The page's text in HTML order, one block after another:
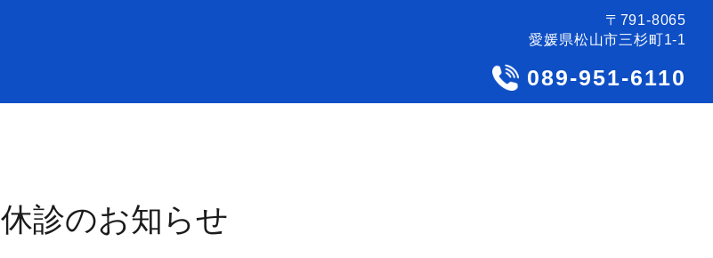
〒791-8065
愛媛県松山市三杉町1-1
089-951-6110
休診のお知らせ